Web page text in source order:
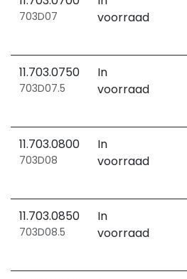
703D07
voorraad
11.703.0750
703D07.5
In
voorraad
11.703.0800
703D08
In
voorraad
11.703.0850
703D08.5
In
voorraad